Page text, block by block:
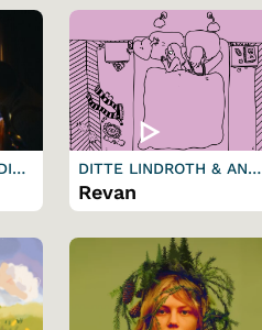
DITTE LINDROTH & ANNA
FURENMO
Revan